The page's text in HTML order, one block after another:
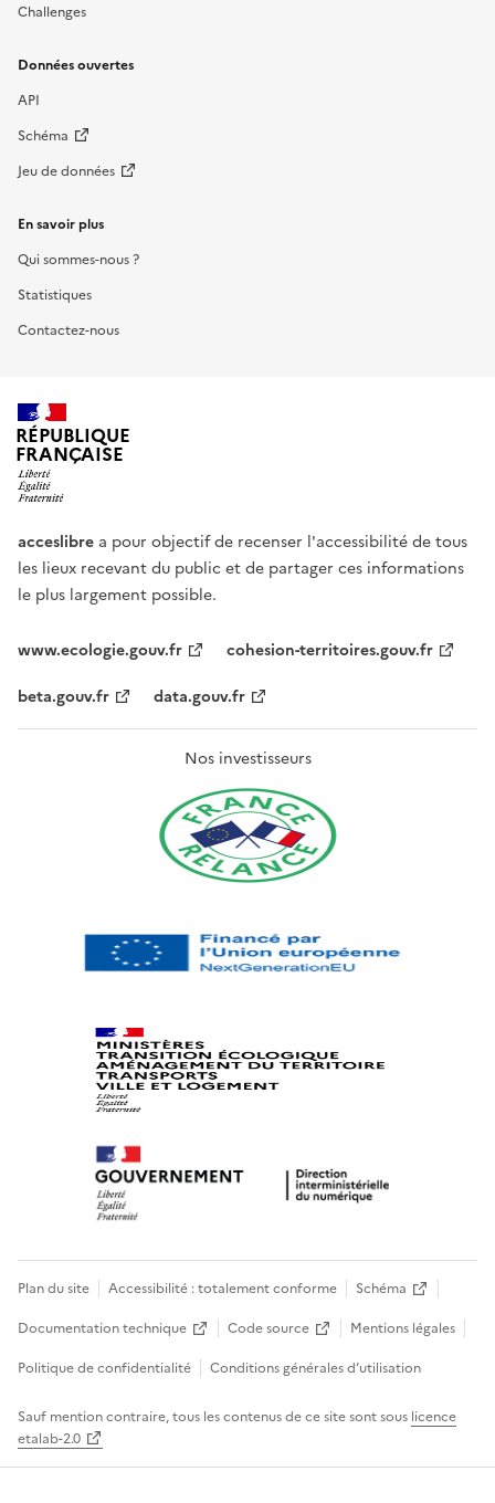
Challenges
Données ouvertes
API
Schéma
Jeu de données
En savoir plus
Qui sommes-nous ?
Statistiques
Contactez-nous
RÉPUBLIQUE
FRANÇAISE
acceslibre a pour objectif de recenser l'accessibilité de tous
les lieux recevant du public et de partager ces informations
le plus largement possible.
www.ecologie.gouv.fr
cohesion-territoires.gouv.fr
beta.gouv.fr
data.gouv.fr
Nos investisseurs
Plan du site Accessibilité : totalement conforme
Schéma
Documentation technique
Code source
Mentions légales
Politique de confidentialité
Conditions générales d’utilisation
Sauf mention contraire, tous les contenus de ce site sont sous licence
etalab-2.0